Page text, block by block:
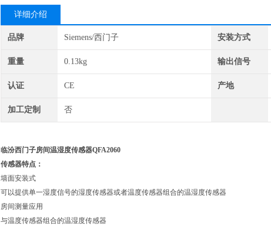
详细介绍
品牌 Siemens/西门子 安装方式
重量 0.13kg 输出信号
认证 CE 产地
加工定制 否
临汾西门子房间温湿度传感器QFA2060
传感器特点：
墙面安装式
可以提供单一湿度信号的湿度传感器或者温度传感器组合的温湿度传感器
房间测量应用
与温度传感器组合的温湿度传感器